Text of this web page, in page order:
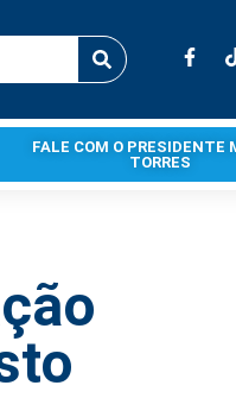
FALE COM O PRESIDENTE
TORRES